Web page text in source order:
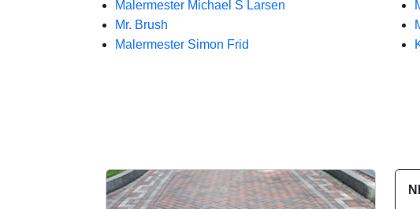
Malermester Michael S Larsen
Mr. Brush
Malermester Simon Frid